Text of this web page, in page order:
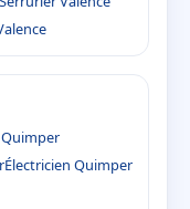
Électricien Quimper